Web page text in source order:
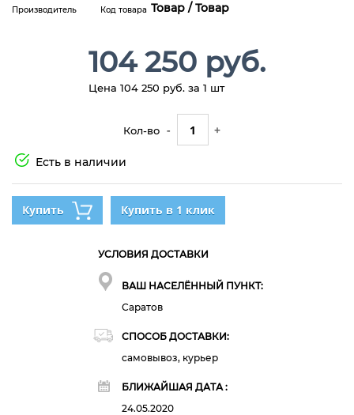
Производитель Код товара Товар / Товар
104 250 руб.
Цена 104 250 руб. за 1 шт
Кол-во - +
Есть в наличии
Купить Купить в 1 клик
УСЛОВИЯ ДОСТАВКИ
ВАШ НАСЕЛЁННЫЙ ПУНКТ:
Саратов
СПОСОБ ДОСТАВКИ:
самовывоз, курьер
БЛИЖАЙШАЯ ДАТА :
24.05.2020